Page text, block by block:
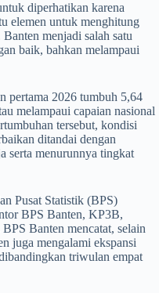
diperhatikan karena
elemen untuk menghitung
menjadi salah satu
baik, bahkan melampaui
pertama 2026 tumbuh 5,64
melampaui capaian nasional
tersebut, kondisi
ditandai dengan
serta menurunnya tingkat
Pusat Statistik (BPS)
BPS Banten, KP3B,
Banten mencatat, selain
juga mengalami ekspansi
triwulan empat